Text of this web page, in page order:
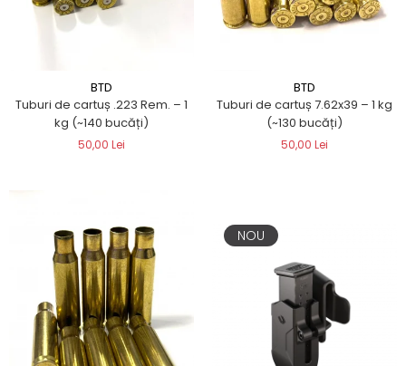
BTD
Tuburi de cartuș .223 Rem. – 1
kg (~140 bucăți)
50,00 Lei
BTD
Tuburi de cartuș 7.62x39 – 1 kg
(~130 bucăți)
50,00 Lei
NOU